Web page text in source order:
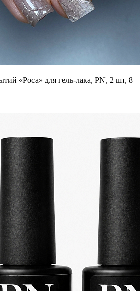
«Роса» для гель-лака, PN, 2 шт, 8